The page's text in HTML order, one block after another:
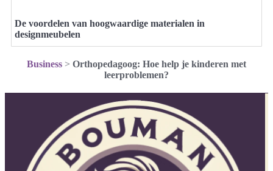
De voordelen van hoogwaardige materialen in
designmeubelen
Business > Orthopedagoog: Hoe help je kinderen met
leerproblemen?